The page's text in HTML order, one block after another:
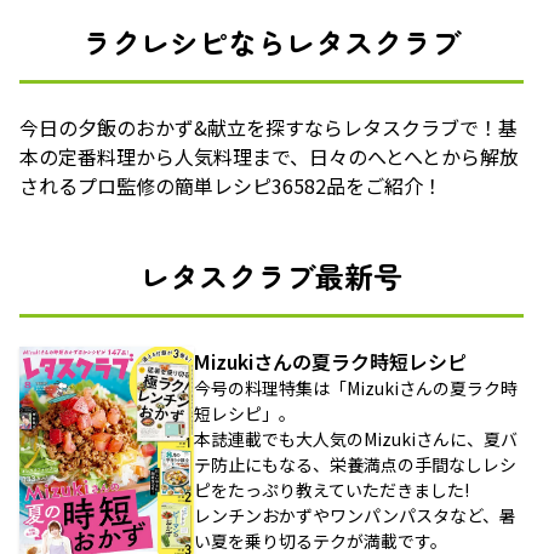
ラクレシピならレタスクラブ
今日の夕飯のおかず&献立を探すならレタスクラブで！基
本の定番料理から人気料理まで、日々のへとへとから解放
されるプロ監修の簡単レシピ36582品をご紹介！
レタスクラブ最新号
Mizukiさんの夏ラク時短レシピ
今号の料理特集は「Mizukiさんの夏ラク時
短レシピ」。
本誌連載でも大人気のMizukiさんに、夏バ
テ防止にもなる、栄養満点の手間なしレシ
ピをたっぷり教えていただきました!
レンチンおかずやワンパンパスタなど、暑
い夏を乗り切るテクが満載です。